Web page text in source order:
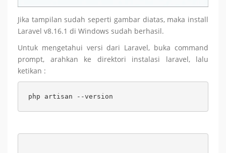
Jika tampilan sudah seperti gambar diatas, maka install
Laravel v8.16.1 di Windows sudah berhasil.
Untuk mengetahui versi dari Laravel, buka command
prompt, arahkan ke direktori instalasi laravel, lalu
ketikan :
php artisan --version